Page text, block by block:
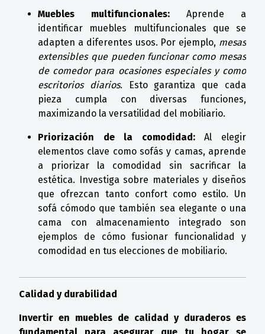
Muebles multifuncionales: Aprende a
identificar muebles multifuncionales que se
adapten a diferentes usos. Por ejemplo, mesas
extensibles que pueden funcionar como mesas
de comedor para ocasiones especiales y como
escritorios diarios. Esto garantiza que cada
pieza cumpla con diversas funciones,
maximizando la versatilidad del mobiliario.
Priorización de la comodidad:Al elegir
elementos clave como sofás y camas, aprende
a priorizar la comodidad sin sacrificar la
estética. Investiga sobre materiales y diseños
que ofrezcan tanto confort como estilo. Un
sofá cómodo que también sea elegante o una
cama con almacenamiento integrado son
ejemplos de cómo fusionar funcionalidad y
comodidad en tus elecciones de mobiliario.
Calidad y durabilidad
Invertir en muebles de calidad y duraderos es